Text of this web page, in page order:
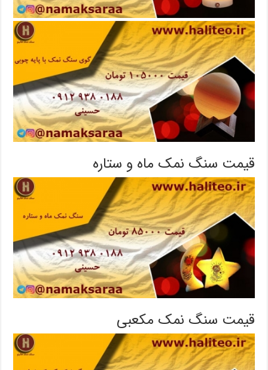
قیمت سنگ نمک ماه و ستاره
قیمت سنگ نمک مکعبی